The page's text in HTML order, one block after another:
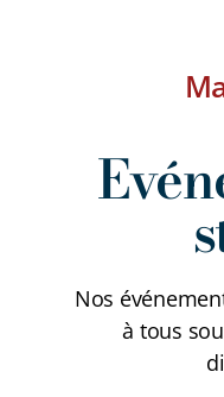
Nos
à tous